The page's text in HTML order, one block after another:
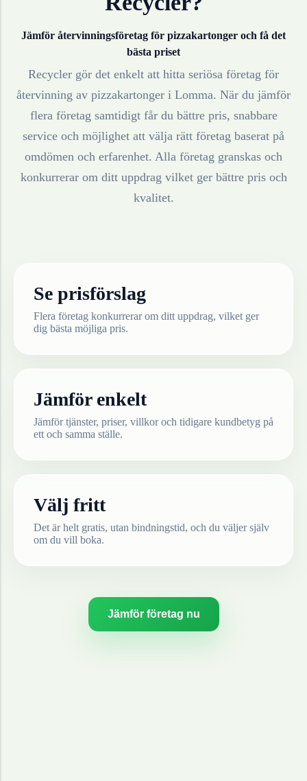
Jämför återvinningsföretag för pizzakartonger och få det
bästa priset
Recycler gör det enkelt att hitta seriösa företag för
återvinning av pizzakartonger i Lomma. När du jämför
flera företag samtidigt får du bättre pris, snabbare
service och möjlighet att välja rätt företag baserat på
omdömen och erfarenhet. Alla företag granskas och
konkurrerar om ditt uppdrag vilket ger bättre pris och
kvalitet.
Se prisförslag
Flera företag konkurrerar om ditt uppdrag, vilket ger
dig bästa möjliga pris.
Jämför enkelt
Jämför tjänster, priser, villkor och tidigare kundbetyg på
ett och samma ställe.
Välj fritt
Det är helt gratis, utan bindningstid, och du väljer själv
om du vill boka.
Jämför företag nu